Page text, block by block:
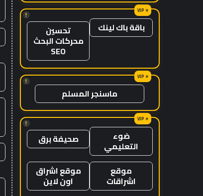
!
باقة باك لينك تحسين
محركات البحث
SEO
!
ماسنجر المسلم
!
ضوء
التعليمي صحيفة برق
موقع
اشراقات
موقع اشراق
اون لاين